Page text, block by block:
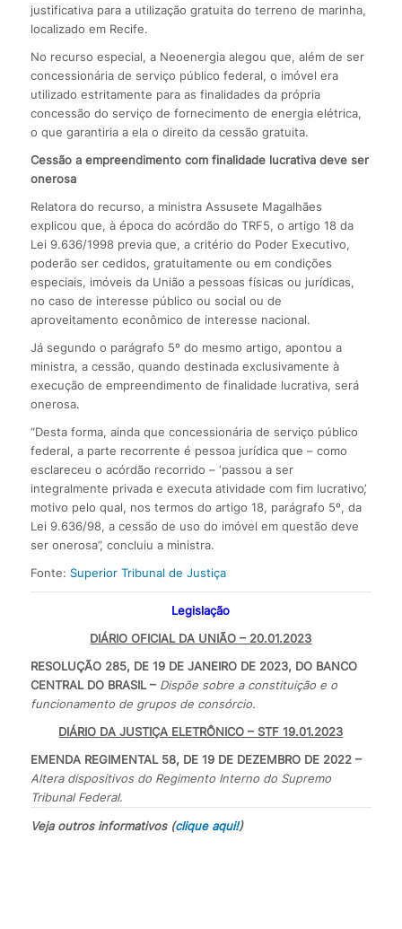
justificativa para a utilização gratuita do terreno de marinha,
localizado em Recife.
No recurso especial, a Neoenergia alegou que, além de ser
concessionária de serviço público federal, o imóvel era
utilizado estritamente para as finalidades da própria
concessão do serviço de fornecimento de energia elétrica,
o que garantiria a ela o direito da cessão gratuita.
Cessão a empreendimento com finalidade lucrativa deve ser
onerosa
Relatora do recurso, a ministra Assusete Magalhães
explicou que, à época do acórdão do TRF5, o artigo 18 da
Lei 9.636/1998 previa que, a critério do Poder Executivo,
poderão ser cedidos, gratuitamente ou em condições
especiais, imóveis da União a pessoas físicas ou jurídicas,
no caso de interesse público ou social ou de
aproveitamento econômico de interesse nacional.
Já segundo o parágrafo 5º do mesmo artigo, apontou a
ministra, a cessão, quando destinada exclusivamente à
execução de empreendimento de finalidade lucrativa, será
onerosa.
“Desta forma, ainda que concessionária de serviço público
federal, a parte recorrente é pessoa jurídica que – como
esclareceu o acórdão recorrido – ‘passou a ser
integralmente privada e executa atividade com fim lucrativo’,
motivo pelo qual, nos termos do artigo 18, parágrafo 5º, da
Lei 9.636/98, a cessão de uso do imóvel em questão deve
ser onerosa”, concluiu a ministra.
Fonte: Superior Tribunal de Justiça
Legislação
DIÁRIO OFICIAL DA UNIÃO – 20.01.2023
RESOLUÇÃO 285, DE 19 DE JANEIRO DE 2023, DO BANCO
CENTRAL DO BRASIL –Dispõe sobre a constituição e o
funcionamento de grupos de consórcio.
DIÁRIO DA JUSTIÇA ELETRÔNICO – STF 19.01.2023
EMENDA REGIMENTAL 58, DE 19 DE DEZEMBRO DE 2022 –
Altera dispositivos do Regimento Interno do Supremo
Tribunal Federal.
Veja outros informativos (clique aqui!)